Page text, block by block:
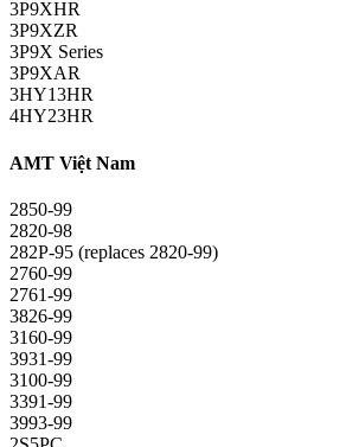
3P9XHR
3P9XZR
3P9X Series
3P9XAR
3HY13HR
4HY23HR
AMT Việt Nam
2850-99
2820-98
282P-95 (replaces 2820-99)
2760-99
2761-99
3826-99
3160-99
3931-99
3100-99
3391-99
3993-99